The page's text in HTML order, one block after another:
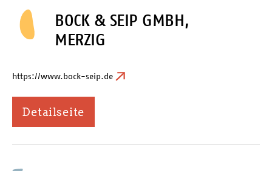
BOCK & SEIP GMBH,
MERZIG
https://www.bock-seip.de
Detailseite